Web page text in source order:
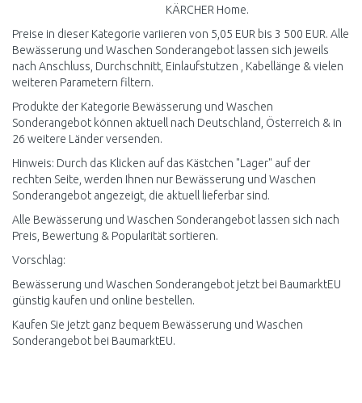
KÄRCHER Home.
Preise in dieser Kategorie variieren von 5,05 EUR bis 3 500 EUR. Alle
Bewässerung und Waschen Sonderangebot lassen sich jeweils
nach Anschluss, Durchschnitt, Einlaufstutzen , Kabellänge & vielen
weiteren Parametern filtern.
Produkte der Kategorie Bewässerung und Waschen
Sonderangebot können aktuell nach Deutschland, Österreich & in
26 weitere Länder versenden.
Hinweis: Durch das Klicken auf das Kästchen "Lager" auf der
rechten Seite, werden Ihnen nur Bewässerung und Waschen
Sonderangebot angezeigt, die aktuell lieferbar sind.
Alle Bewässerung und Waschen Sonderangebot lassen sich nach
Preis, Bewertung & Popularität sortieren.
Vorschlag:
Bewässerung und Waschen Sonderangebot jetzt bei BaumarktEU
günstig kaufen und online bestellen.
Kaufen Sie jetzt ganz bequem Bewässerung und Waschen
Sonderangebot bei BaumarktEU.